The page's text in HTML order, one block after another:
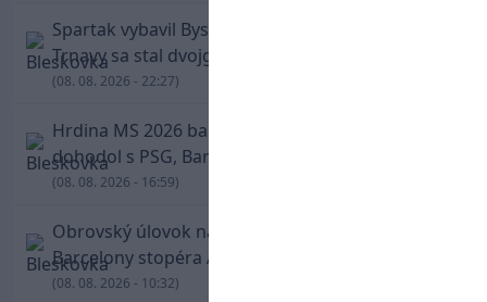
Spartak vybavil Bystricu za pár minút: Hrdinom
Trnavy sa stal dvojgólový Polťák
(08. 08. 2026 - 22:27)
Hrdina MS 2026 balí kufre! Ferran Torres sa
dohodol s PSG, Barcelona mu brániť nebude
(08. 08. 2026 - 16:59)
Obrovský úlovok na Anfielde: Liverpool získal z
Barcelony stopéra Arauja
(08. 08. 2026 - 10:32)